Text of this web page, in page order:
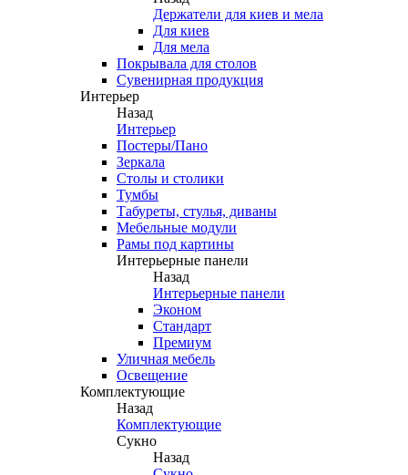
Держатели для киев и мела
Для киев
Для мела
Покрывала для столов
Сувенирная продукция
Интерьер
Назад
Интерьер
Постеры/Пано
Зеркала
Столы и столики
Тумбы
Табуреты, стулья, диваны
Мебельные модули
Рамы под картины
Интерьерные панели
Назад
Интерьерные панели
Эконом
Стандарт
Премиум
Уличная мебель
Освещение
Комплектующие
Назад
Комплектующие
Сукно
Назад